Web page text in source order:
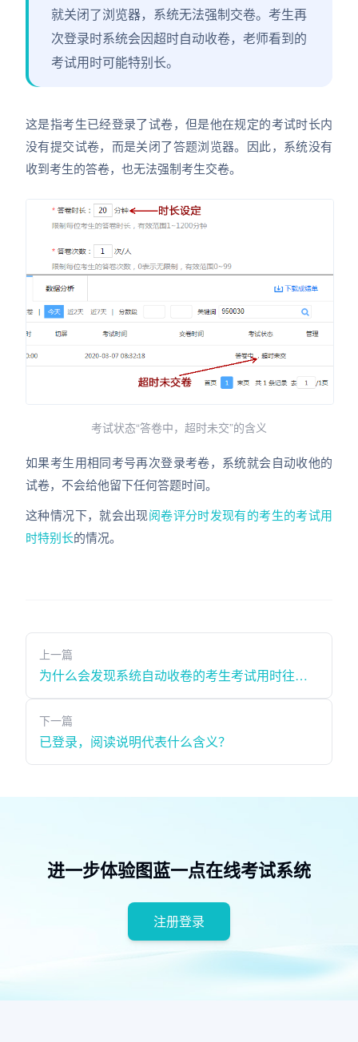
就关闭了浏览器，系统无法强制交卷。考生再
次登录时系统会因超时自动收卷，老师看到的
考试用时可能特别长。
这是指考生已经登录了试卷，但是他在规定的考试时长内
没有提交试卷，而是关闭了答题浏览器。因此，系统没有
收到考生的答卷，也无法强制考生交卷。
考试状态“答卷中，超时未交”的含义
如果考生用相同考号再次登录考卷，系统就会自动收他的
试卷，不会给他留下任何答题时间。
这种情况下，就会出现阅卷评分时发现有的考生的考试用
时特别长的情况。
上一篇
为什么会发现系统自动收卷的考生考试用时往往大于规定时长
下一篇
已登录，阅读说明代表什么含义？
进一步体验图蓝一点在线考试系统
注册登录